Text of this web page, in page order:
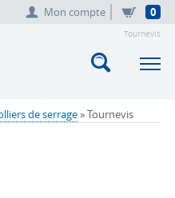
Mon compte 0
Tournevis
de serrage» Tournevis